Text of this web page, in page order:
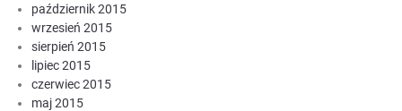
październik 2015
wrzesień 2015
sierpień 2015
lipiec 2015
czerwiec 2015
maj 2015